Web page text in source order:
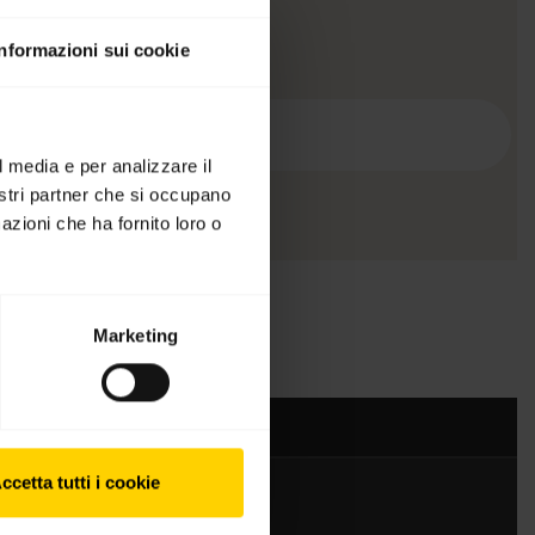
sui cookie
e per analizzare il
partner che si occupano
che ha fornito loro o
Marketing
tutti i cookie